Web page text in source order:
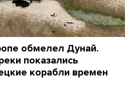
обмелел Дунай.
показались
корабли времен